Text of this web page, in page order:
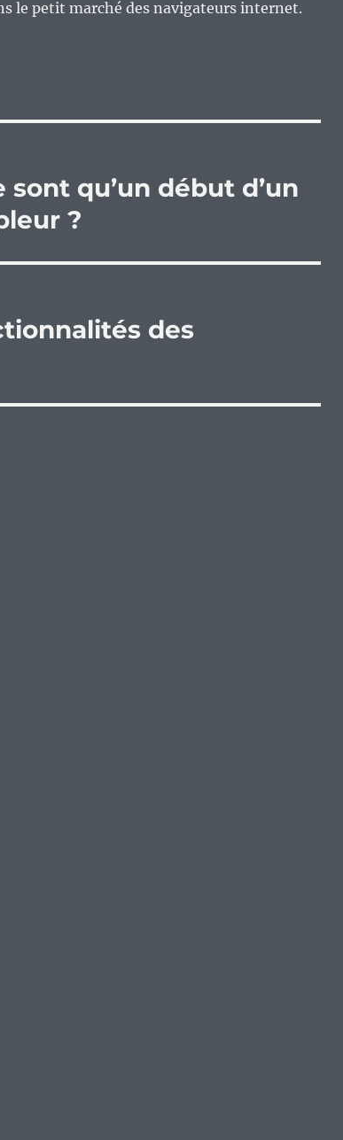
le petit marché des navigateurs internet.
qu’un début d’un
?
des